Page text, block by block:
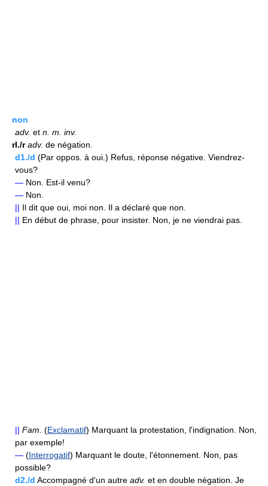
non
adv. et n. m. inv.
rI./r adv. de négation.
d1./d (Par oppos. à oui.) Refus, réponse négative. Viendrez-
vous?
— Non. Est-il venu?
— Non.
|| Il dit que oui, moi non. Il a déclaré que non.
|| En début de phrase, pour insister. Non, je ne viendrai pas.
|| Fam. (Exclamatif) Marquant la protestation, l'indignation. Non,
par exemple!
— (Interrogatif) Marquant le doute, l'étonnement. Non, pas
possible?
d2./d Accompagné d'un autre adv. et en double négation. Je